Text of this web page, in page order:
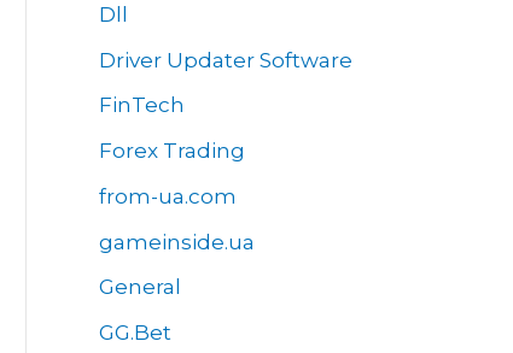
Dll
Driver Updater Software
FinTech
Forex Trading
from-ua.com
gameinside.ua
General
GG.Bet